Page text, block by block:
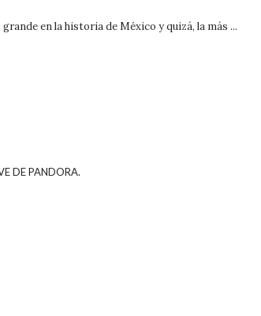
en la historia de México y quizá, la más ...
DE PANDORA.